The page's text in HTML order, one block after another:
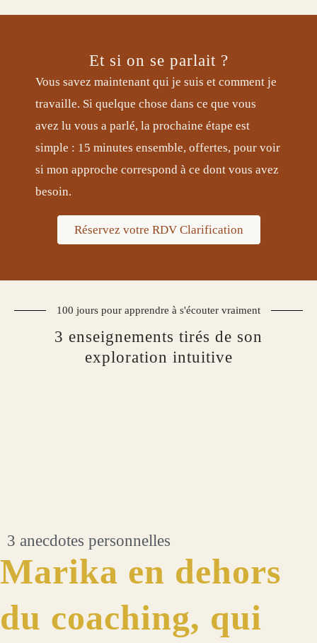
Et si on se parlait ?
Vous savez maintenant qui je suis et comment je
travaille. Si quelque chose dans ce que vous
avez lu vous a parlé, la prochaine étape est
simple : 15 minutes ensemble, offertes, pour voir
si mon approche correspond à ce dont vous avez
besoin.
Réservez votre RDV Clarification
100 jours pour apprendre à s'écouter vraiment
3 enseignements tirés de son
exploration intuitive
3 anecdotes personnelles
Marika en dehors
du coaching, qui